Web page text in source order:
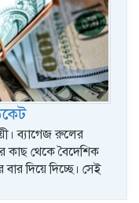
ব্যাগেজ রুলের
কাছ থেকে বৈদেশিক
বার দিয়ে দিচ্ছে। সেই